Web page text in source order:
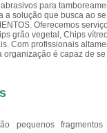
para
a solução que busca ao
Oferecemos
grão vegetal, Chips
Com profissionais
organização é capaz de
pequenos